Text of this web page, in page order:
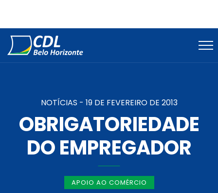
NOTÍCIAS - 19 DE FEVEREIRO DE 2013
OBRIGATORIEDADE
DO EMPREGADOR
APOIO AO COMÉRCIO